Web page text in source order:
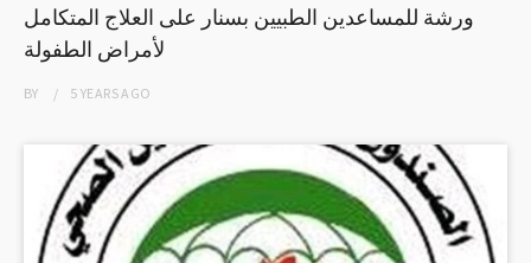
ورشة للمساعدين الطبيين بسنار على العلاج المتكامل
لأمراض الطفولة
BY 5 YEARSAGO